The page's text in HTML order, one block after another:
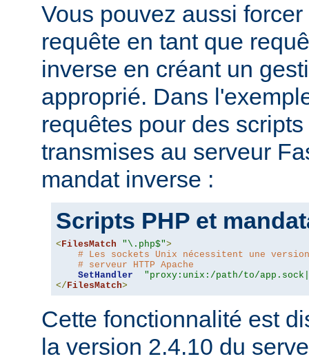
Vous pouvez aussi
requête en tant que
inverse en créant un
approprié. Dans
requêtes pour des
transmises au serveur
mandat inverse :
Scripts PHP et
<FilesMatch "\.php$">
# Les sockets Unix nécessitent une
# serveur HTTP Apache
SetHandler
"proxy:unix:/path/to/
</FilesMatch>
Cette fonctionnalité est
la version 2.4.10 du